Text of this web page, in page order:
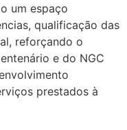
um espaço
qualificação das
reforçando o
e do NGC
prestados à